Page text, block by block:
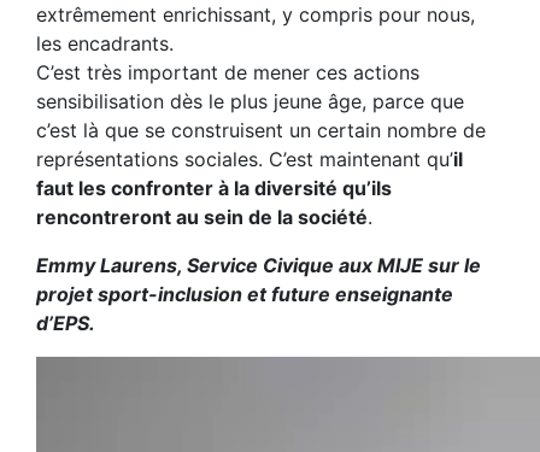
extrêmement enrichissant, y compris pour nous,
les encadrants.
C’est très important de mener ces actions
sensibilisation dès le plus jeune âge, parce que
c’est là que se construisent un certain nombre de
représentations sociales. C’est maintenant qu’il
faut les confronter à la diversité qu’ils
rencontreront au sein de la société.
Emmy Laurens, Service Civique aux MIJE sur le
projet sport-inclusion et future enseignante
d’EPS.